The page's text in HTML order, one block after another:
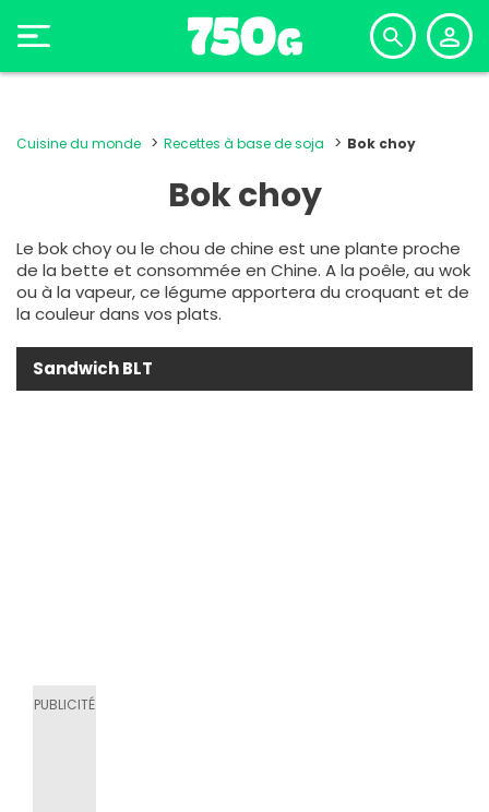
Cuisine du monde Recettes à base de soja Bok choy
Bok choy
Le bok choy ou le chou de chine est une plante proche
de la bette et consommée en Chine. A la poêle, au wok
ou à la vapeur, ce légume apportera du croquant et de
la couleur dans vos plats.
Sandwich BLT